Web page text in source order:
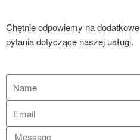
Chętnie odpowiemy na dodatkowe
pytania dotyczące naszej usługi.